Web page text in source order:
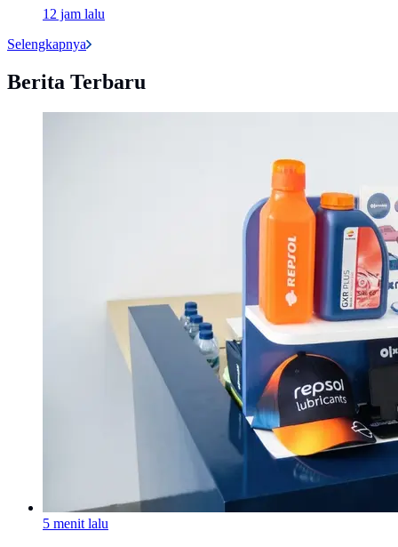
12 jam lalu
Selengkapnya
Berita Terbaru
5 menit lalu